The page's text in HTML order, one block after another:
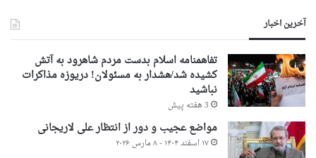
آخرین اخبار
تفاهمنامه اسلام بدست مردم شاهرود به آتش
کشیده شد/هشدار به مسئولان! دریوزه مذاکرات
نباشید
3 هفته پیش
مواضع عجیب و دور از انتظار علی لاریجانی
۱۷ اسفند ۱۴۰۴ - ۸ مارس ۲۰۲۶